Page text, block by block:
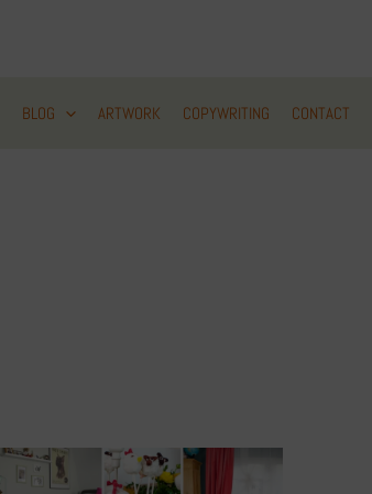
BLOG ARTWORK COPYWRITING CONTACT